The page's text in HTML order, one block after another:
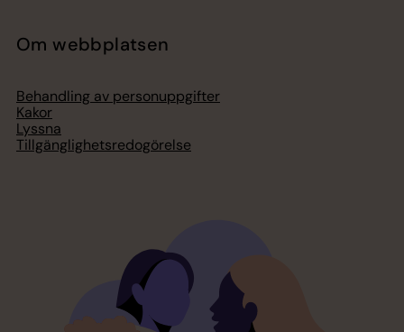
Om webbplatsen
Behandling av personuppgifter
Kakor
Lyssna
Tillgänglighetsredogörelse